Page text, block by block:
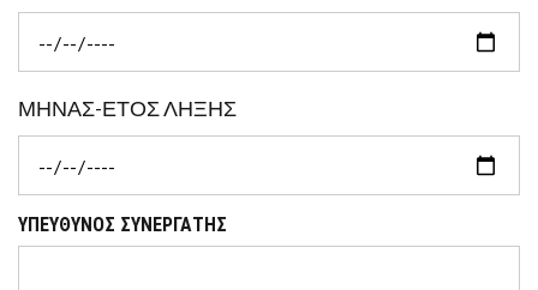
ΜΗΝΑΣ-ΕΤΟΣ ΛΗΞΗΣ
ΥΠΕΥΘΥΝΟΣ ΣΥΝΕΡΓΑΤΗΣ